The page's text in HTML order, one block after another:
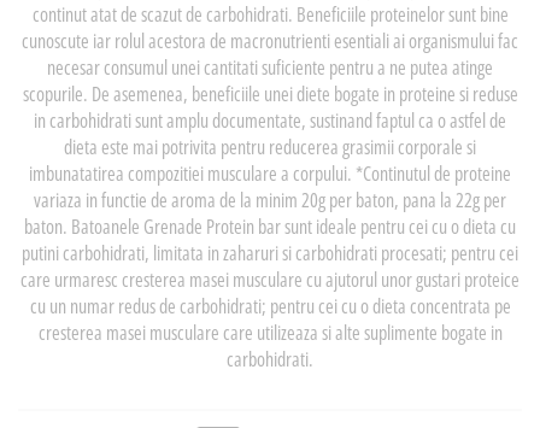
continut atat de scazut de carbohidrati. Beneficiile proteinelor sunt bine
cunoscute iar rolul acestora de macronutrienti esentiali ai organismului fac
necesar consumul unei cantitati suficiente pentru a ne putea atinge
scopurile. De asemenea, beneficiile unei diete bogate in proteine si reduse
in carbohidrati sunt amplu documentate, sustinand faptul ca o astfel de
dieta este mai potrivita pentru reducerea grasimii corporale si
imbunatatirea compozitiei musculare a corpului. *Continutul de proteine
variaza in functie de aroma de la minim 20g per baton, pana la 22g per
baton. Batoanele Grenade Protein bar sunt ideale pentru cei cu o dieta cu
putini carbohidrati, limitata in zaharuri si carbohidrati procesati; pentru cei
care urmaresc cresterea masei musculare cu ajutorul unor gustari proteice
cu un numar redus de carbohidrati; pentru cei cu o dieta concentrata pe
cresterea masei musculare care utilizeaza si alte suplimente bogate in
carbohidrati.